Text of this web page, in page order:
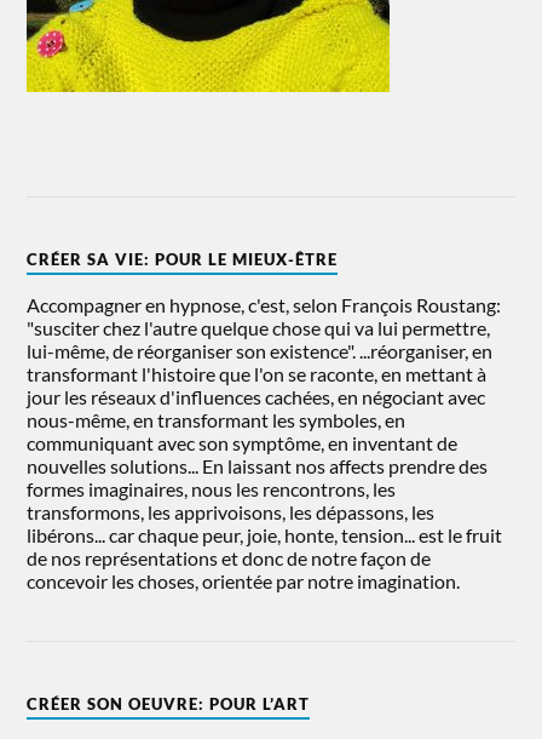
CRÉER SA VIE: POUR LE MIEUX-ÊTRE
Accompagner en hypnose, c'est, selon François Roustang:
"susciter chez l'autre quelque chose qui va lui permettre,
lui-même, de réorganiser son existence". ...réorganiser, en
transformant l'histoire que l'on se raconte, en mettant à
jour les réseaux d'influences cachées, en négociant avec
nous-même, en transformant les symboles, en
communiquant avec son symptôme, en inventant de
nouvelles solutions... En laissant nos affects prendre des
formes imaginaires, nous les rencontrons, les
transformons, les apprivoisons, les dépassons, les
libérons... car chaque peur, joie, honte, tension... est le fruit
de nos représentations et donc de notre façon de
concevoir les choses, orientée par notre imagination.
CRÉER SON OEUVRE: POUR L’ART